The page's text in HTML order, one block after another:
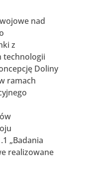
nad
z
technologii
Doliny
ramach
„Badania
realizowane